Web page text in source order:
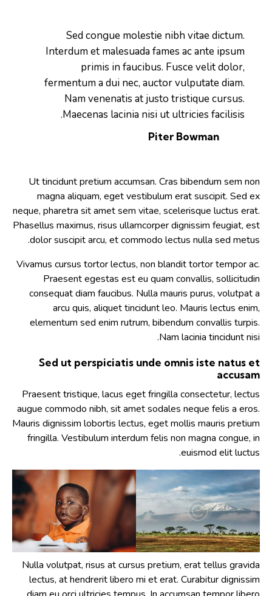
Sed congue molestie nibh vitae dictum.
Interdum et malesuada fames ac ante ipsum
primis in faucibus. Fusce velit dolor,
fermentum a dui nec, auctor vulputate diam.
Nam venenatis at justo tristique cursus.
Maecenas lacinia nisi ut ultricies facilisis.
Piter Bowman
Ut tincidunt pretium accumsan. Cras bibendum sem non
magna aliquam, eget vestibulum erat suscipit. Sed ex
neque, pharetra sit amet sem vitae, scelerisque luctus erat.
Phasellus maximus, risus ullamcorper dignissim feugiat, est
dolor suscipit arcu, et commodo lectus nulla sed metus.
Vivamus cursus tortor lectus, non blandit tortor tempor ac.
Praesent egestas est eu quam convallis, sollicitudin
consequat diam faucibus. Nulla mauris purus, volutpat a
arcu quis, aliquet tincidunt leo. Mauris lectus enim,
elementum sed enim rutrum, bibendum convallis turpis.
Nam lacinia tincidunt nisi.
Sed ut perspiciatis unde omnis iste natus et
accusam
Praesent tristique, lacus eget fringilla consectetur, lectus
augue commodo nibh, sit amet sodales neque felis a eros.
Mauris dignissim lobortis lectus, eget mollis mauris pretium
fringilla. Vestibulum interdum felis non magna congue, in
euismod elit luctus.
Nulla volutpat, risus at cursus pretium, erat tellus gravida
lectus, at hendrerit libero mi et erat. Curabitur dignissim